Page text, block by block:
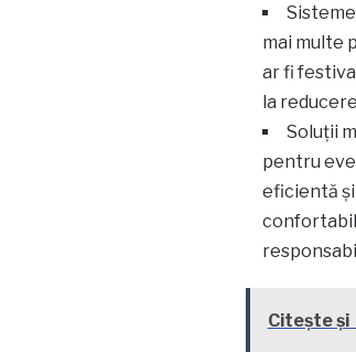
mai multe
ar fi
la
Soluții
pentru
eficientă
Citește și